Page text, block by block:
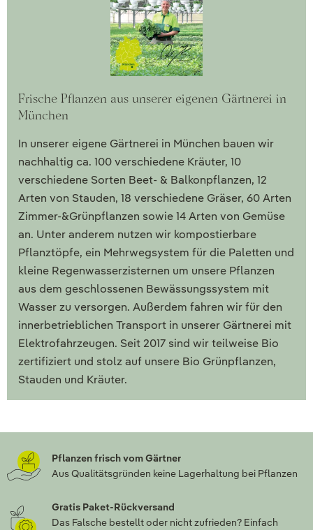
Frische Pflanzen aus unserer eigenen Gärtnerei in
München
In unserer eigene Gärtnerei in München bauen wir
nachhaltig ca. 100 verschiedene Kräuter, 10
verschiedene Sorten Beet- & Balkonpflanzen, 12
Arten von Stauden, 18 verschiedene Gräser, 60 Arten
Zimmer-&Grünpflanzen sowie 14 Arten von Gemüse
an. Unter anderem nutzen wir kompostierbare
Pflanztöpfe, ein Mehrwegsystem für die Paletten und
kleine Regenwasserzisternen um unsere Pflanzen
aus dem geschlossenen Bewässungssystem mit
Wasser zu versorgen. Außerdem fahren wir für den
innerbetrieblichen Transport in unserer Gärtnerei mit
Elektrofahrzeugen. Seit 2017 sind wir teilweise Bio
zertifiziert und stolz auf unsere Bio Grünpflanzen,
Stauden und Kräuter.
Pflanzen frisch vom Gärtner
Aus Qualitätsgründen keine Lagerhaltung bei Pflanzen
Gratis Paket-Rückversand
Das Falsche bestellt oder nicht zufrieden? Einfach